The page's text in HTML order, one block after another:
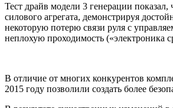
Тест драйв модели 3 генерации
силового агрегата, демонстрируя
некоторую потерю связи руля с
неплохую проходимость («электроника
В отличие от многих конкурентов
2015 году позволили создать более